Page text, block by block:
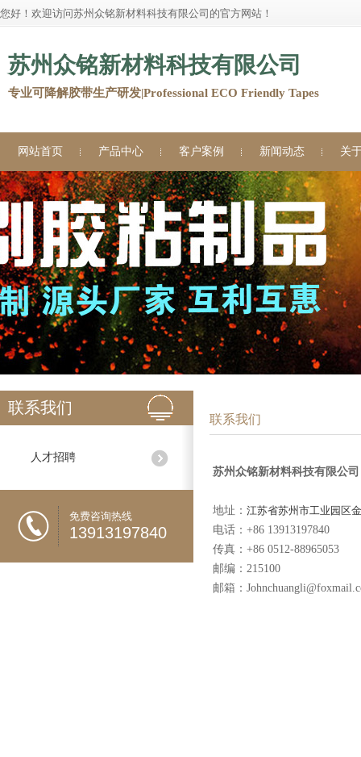
您好！欢迎访问苏州众铭新材料科技有限公司的官方网站！
苏州众铭新材料科技有限公司
专业可降解胶带生产研发|Professional ECO Friendly Tapes
网站首页 产品中心 客户案例 新闻动态 关
联系我们
人才招聘
免费咨询热线
13913197840
联系我们
苏州众铭新材料科技有限公司
地址： 江苏省苏州市工业园区
电话： +86 13913197840
传真： +86 0512-88965053
邮编：215100
邮箱：